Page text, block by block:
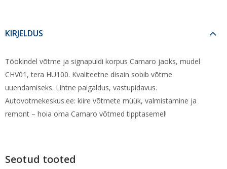
KIRJELDUS
Töökindel võtme ja signapuldi korpus Camaro jaoks, mudel
CHV01, tera HU100. Kvaliteetne disain sobib võtme
uuendamiseks. Lihtne paigaldus, vastupidavus.
Autovotmekeskus.ee: kiire võtmete müük, valmistamine ja
remont – hoia oma Camaro võtmed tipptasemel!
Seotud tooted